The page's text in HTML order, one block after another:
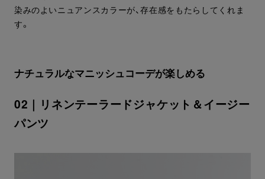
染みのよいニュアンスカラーが、存在感をもたらしてくれま
す。
ナチュラルなマニッシュコーデが楽しめる
02｜リネンテーラードジャケット＆イージー
パンツ